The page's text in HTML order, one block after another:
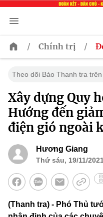
/ Chính trị /
Theo dõi Báo Thanh tra trên
Xây dựng Quy
Hướng đến
điện gió ngoài
Hương Giang
Thứ sáu, 19/11/
(Thanh tra) - Phó Thủ